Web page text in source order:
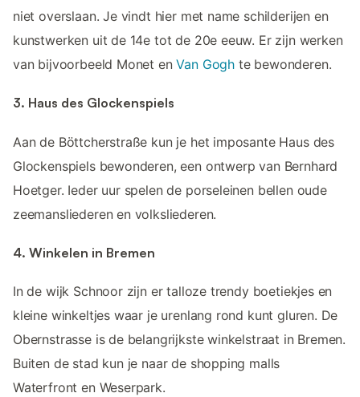
niet overslaan. Je vindt hier met name schilderijen en
kunstwerken uit de 14e tot de 20e eeuw. Er zijn werken
van bijvoorbeeld Monet enVan Gogh te bewonderen.
3. Haus des Glockenspiels
Aan de Böttcherstraße kun je het imposante Haus des
Glockenspiels bewonderen, een ontwerp van Bernhard
Hoetger. Ieder uur spelen de porseleinen bellen oude
zeemansliederen en volksliederen.
4. Winkelen in Bremen
In de wijk Schnoor zijn er talloze trendy boetiekjes en
kleine winkeltjes waar je urenlang rond kunt gluren. De
Obernstrasse is de belangrijkste winkelstraat in Bremen.
Buiten de stad kun je naar de shopping malls
Waterfront en Weserpark.